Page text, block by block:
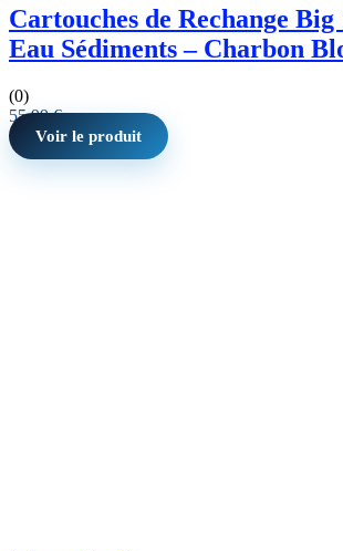
Cartouches de Rechange
Eau Sédiments – Charbon
(0)
55,99€
Voir le produit